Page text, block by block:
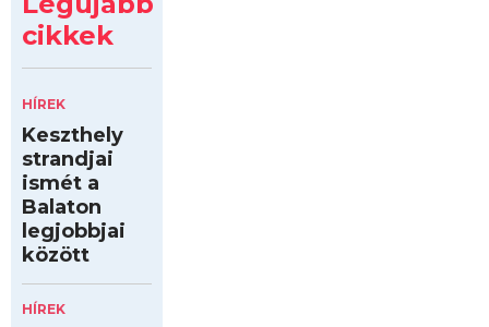
cikkek
HÍREK
Keszthely
strandjai
ismét a
Balaton
legjobbjai
között
HÍREK